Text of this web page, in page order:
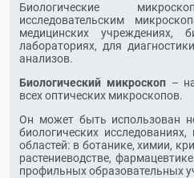
Биологические
исследовательским
медицинских учреждениях,
лабораториях, для
анализов.
Биологический микроскоп–
всех оптических микроскопов.
Он может быть использован
биологических
областей: в ботанике, химии,
растениеводстве,
профильных образовательных